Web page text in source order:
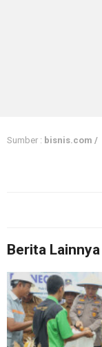
Sumber : bisnis.com /
Berita Lainnya